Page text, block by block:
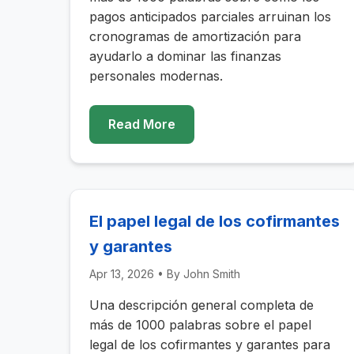
pagos anticipados parciales arruinan los
cronogramas de amortización para
ayudarlo a dominar las finanzas
personales modernas.
Read More
El papel legal de los cofirmantes
y garantes
Apr 13, 2026 • By John Smith
Una descripción general completa de
más de 1000 palabras sobre el papel
legal de los cofirmantes y garantes para